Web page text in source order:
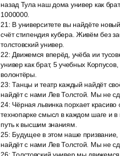
назад Тула наш дома универ как
1000000.
21 : В университете вы найдёте
счёт стипендия кубера. Живём без
толстовский универ.
22: Движемся вперёд, учёба ии
универ как брат, 5 учебных
волонтёры.
23:Танцы и театр каждый найдёт
найдёт с нами Лев Толстой. Мы не
24: Чёрная львинка порхает
технопарке смысл в каждом шаге и в
путь к высшим знаниям.
25: Будущее в этом наше призвание,
найдёт с нами Лев Толстой. Мы не